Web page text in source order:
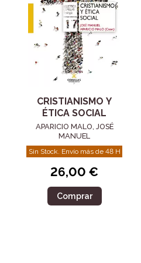
CRISTIANISMO Y
ÉTICA SOCIAL
APARICIO MALO, JOSÉ
MANUEL
Sin Stock. Envío más de 48 H
26,00 €
Comprar